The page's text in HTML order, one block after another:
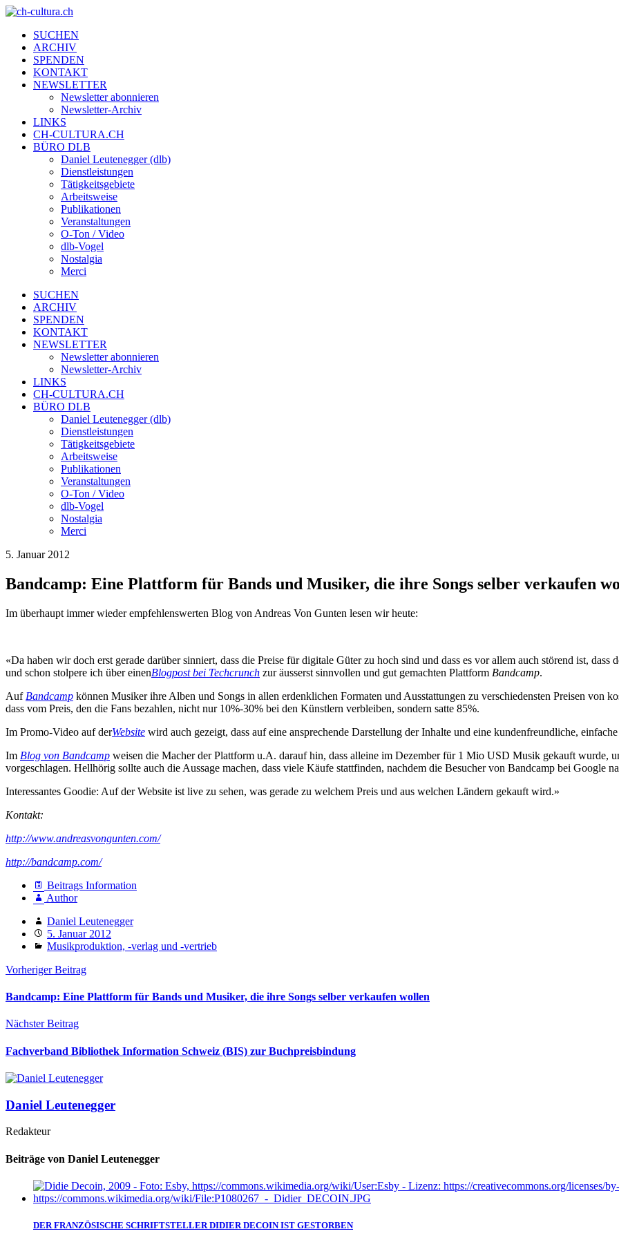
SUCHEN
ARCHIV
SPENDEN
KONTAKT
NEWSLETTER
Newsletter abonnieren
Newsletter-Archiv
LINKS
CH-CULTURA.CH
BÜRO DLB
Daniel Leutenegger (dlb)
Dienstleistungen
Tätigkeitsgebiete
Arbeitsweise
Publikationen
Veranstaltungen
O-Ton / Video
dlb-Vogel
Nostalgia
Merci
SUCHEN
ARCHIV
SPENDEN
KONTAKT
NEWSLETTER
Newsletter abonnieren
Newsletter-Archiv
LINKS
CH-CULTURA.CH
BÜRO DLB
Daniel Leutenegger (dlb)
Dienstleistungen
Tätigkeitsgebiete
Arbeitsweise
Publikationen
Veranstaltungen
O-Ton / Video
dlb-Vogel
Nostalgia
Merci
5. Januar 2012
Bandcamp: Eine Plattform für Bands und Musiker, die ihre Songs selber verkaufen
Im überhaupt immer wieder empfehlenswerten Blog von Andreas Von Gunten lesen wir heute:
«Da haben wir doch erst gerade darüber sinniert, dass die Preise für digitale Güter zu hoch sind und dass es vor allem auch störend ist,
und schon stolpere ich über einenBlogpost bei Techcrunch zur äusserst sinnvollen und gut gemachten Plattform Bandcamp.
Auf Bandcamp können Musiker ihre Alben und Songs in allen erdenklichen Formaten und Ausstattungen zu verschiedensten Preisen von
dass vom Preis, den die Fans bezahlen, nicht nur 10%-30% bei den Künstlern verbleiben, sondern satte 85%.
Im Promo-Video auf derWebsite wird auch gezeigt, dass auf eine ansprechende Darstellung der Inhalte und eine kundenfreundliche,
Im Blog von Bandcamp weisen die Macher der Plattform u.A. darauf hin, dass alleine im Dezember für 1 Mio USD Musik gekauft wurde,
vorgeschlagen. Hellhörig sollte auch die Aussage machen, dass viele Käufe stattfinden, nachdem die Besucher von Bandcamp bei Google
Interessantes Goodie: Auf der Website ist live zu sehen, was gerade zu welchem Preis und aus welchen Ländern gekauft wird.»
Kontakt:
http://www.andreasvongunten.com/
http://bandcamp.com/
Beitrags Information
Author
Daniel Leutenegger
5. Januar 2012
Musikproduktion, -verlag und -vertrieb
Vorheriger Beitrag
Bandcamp: Eine Plattform für Bands und Musiker, die ihre Songs selber verkaufen wollen
Nächster Beitrag
Fachverband Bibliothek Information Schweiz (BIS) zur Buchpreisbindung
Daniel Leutenegger
Redakteur
Beiträge von Daniel Leutenegger
DER FRANZÖSISCHE SCHRIFTSTELLER DIDIER DECOIN IST GESTORBEN